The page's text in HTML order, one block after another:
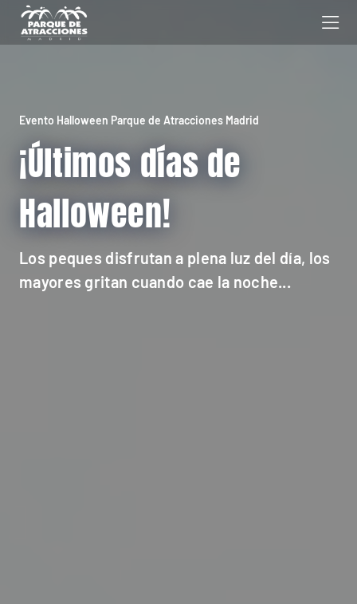
Evento Halloween Parque de Atracciones Madrid
¡Últimos días de
Halloween!
Los peques disfrutan a plena luz del día, los
mayores gritan cuando cae la noche...